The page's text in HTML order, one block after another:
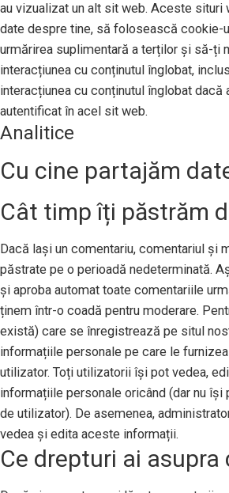
au vizualizat un alt sit web. Aceste
date despre tine, să folosească cookie-
urmărirea suplimentară a terților și să-ți
interacțiunea cu conținutul înglobat,
interacțiunea cu conținutul înglobat dacă
autentificat în acel sit web.
Analitice
Cu cine partajăm
Cât timp îți păstrăm
Dacă lași un comentariu, comentariul și
păstrate pe o perioadă nedeterminată.
și aproba automat toate comentariile
ținem într-o coadă pentru moderare.
există) care se înregistrează pe situl
informațiile personale pe care le
utilizator. Toți utilizatorii își pot vedea,
informațiile personale oricând (dar nu își
de utilizator). De asemenea,
vedea și edita aceste informații.
Ce drepturi ai